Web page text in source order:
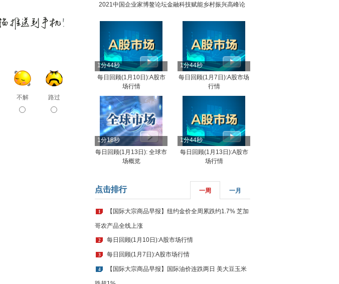
不解 路过
2021中国企业家博鳌论坛金融科技赋能乡村振兴高峰论
1分44秒
每日回顾(1月10日):A股市
场行情
1分44秒
每日回顾(1月7日):A股市场
行情
1分18秒
每日回顾(1月13日): 全球市
场概览
1分44秒
每日回顾(1月13日):A股市
场行情
点击排行 一周 一月
1 【国际大宗商品早报】纽约金价全周累跌约1.7% 芝加
哥农产品全线上涨
2 每日回顾(1月10日):A股市场行情
3 每日回顾(1月7日):A股市场行情
4 【国际大宗商品早报】国际油价连跌两日 美大豆玉米